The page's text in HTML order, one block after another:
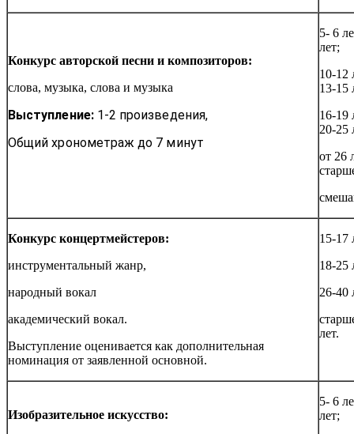
Конкурс авторской песни и композиторов:
слова, музыка, слова и музыка
Выступление:1-2 произведения,
Общий хронометраж до 7 минут
5- 6
лет;
10-12
13-15
16-19
20-25
от 26
Конкурс концертмейстеров:
инструментальный жанр,
народный вокал
академический вокал.
Выступление оценивается как дополнительная
номинация от заявленной основной.
15-17
18-25
26-40
лет.
Изобразительное искусство:
5- 6
лет;